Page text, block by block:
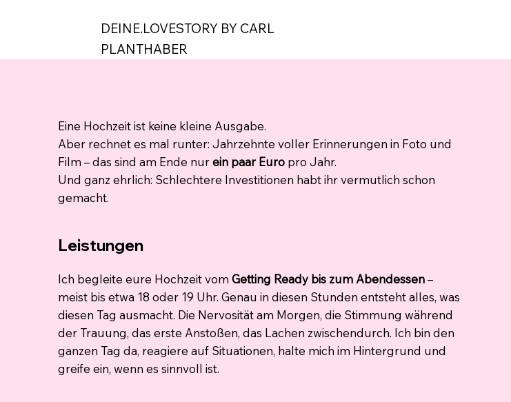
DEINE.LOVESTORY BY CARL
PLANTHABER
Eine Hochzeit ist keine kleine Ausgabe.
Aber rechnet es mal runter: Jahrzehnte voller Erinnerungen in Foto und
Film – das sind am Ende nurein paar Euro pro Jahr.
Und ganz ehrlich: Schlechtere Investitionen habt ihr vermutlich schon
gemacht.
Leistungen
Ich begleite eure Hochzeit vom Getting Ready bis zum Abendessen–
meist bis etwa 18 oder 19 Uhr. Genau in diesen Stunden entsteht alles, was
diesen Tag ausmacht. Die Nervosität am Morgen, die Stimmung während
der Trauung, das erste Anstoßen, das Lachen zwischendurch. Ich bin den
ganzen Tag da, reagiere auf Situationen, halte mich im Hintergrund und
greife ein, wenn es sinnvoll ist.